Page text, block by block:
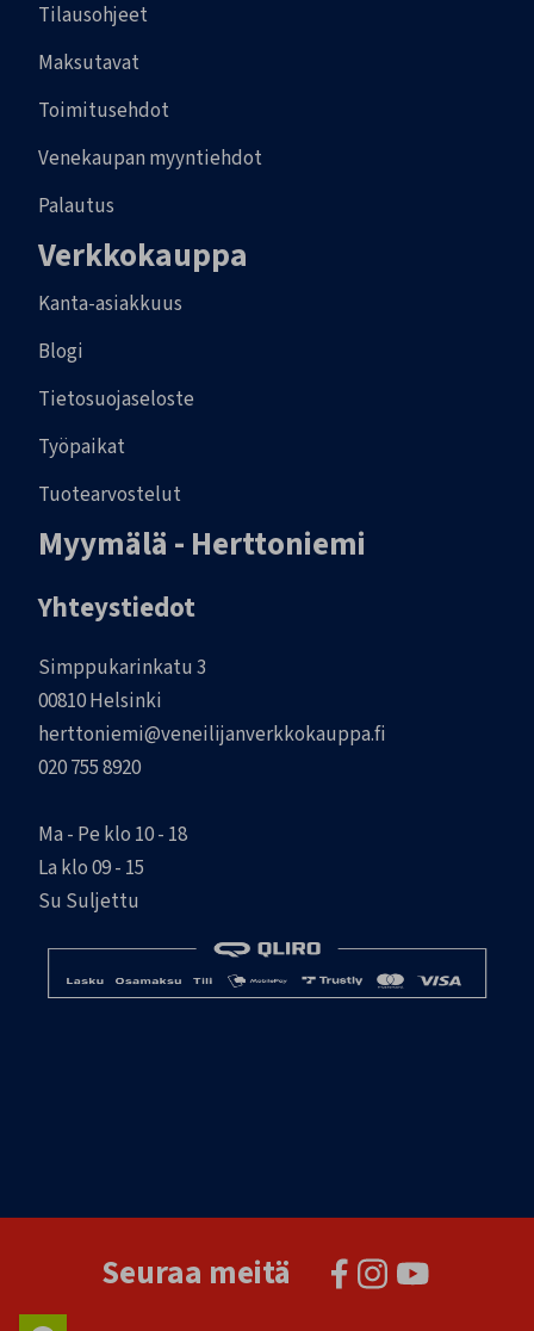
Tilausohjeet
Maksutavat
Toimitusehdot
Venekaupan myyntiehdot
Palautus
Verkkokauppa
Kanta-asiakkuus
Blogi
Tietosuojaseloste
Työpaikat
Tuotearvostelut
Myymälä - Herttoniemi
Yhteystiedot
Simppukarinkatu 3
00810 Helsinki
herttoniemi@veneilijanverkkokauppa.fi
020 755 8920
Ma - Pe klo 10 - 18
La klo 09 - 15
Su Suljettu
Seuraa meitä